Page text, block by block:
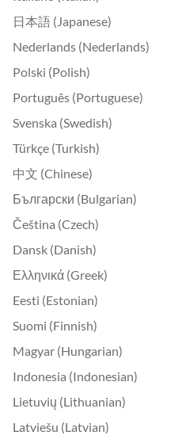
日本語 (Japanese)
Nederlands (Nederlands)
Polski (Polish)
Português (Portuguese)
Svenska (Swedish)
Türkçe (Turkish)
中文 (Chinese)
Български (Bulgarian)
Čeština (Czech)
Dansk (Danish)
Ελληνικά (Greek)
Eesti (Estonian)
Suomi (Finnish)
Magyar (Hungarian)
Indonesia (Indonesian)
Lietuvių (Lithuanian)
Latviešu (Latvian)